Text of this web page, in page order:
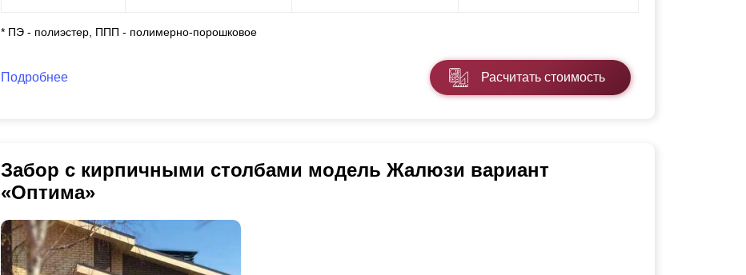
* ПЭ - полиэстер, ППП - полимерно-порошковое
Подробнее Расчитать стоимость
Забор с кирпичными столбами модель Жалюзи вариант
«Оптима»